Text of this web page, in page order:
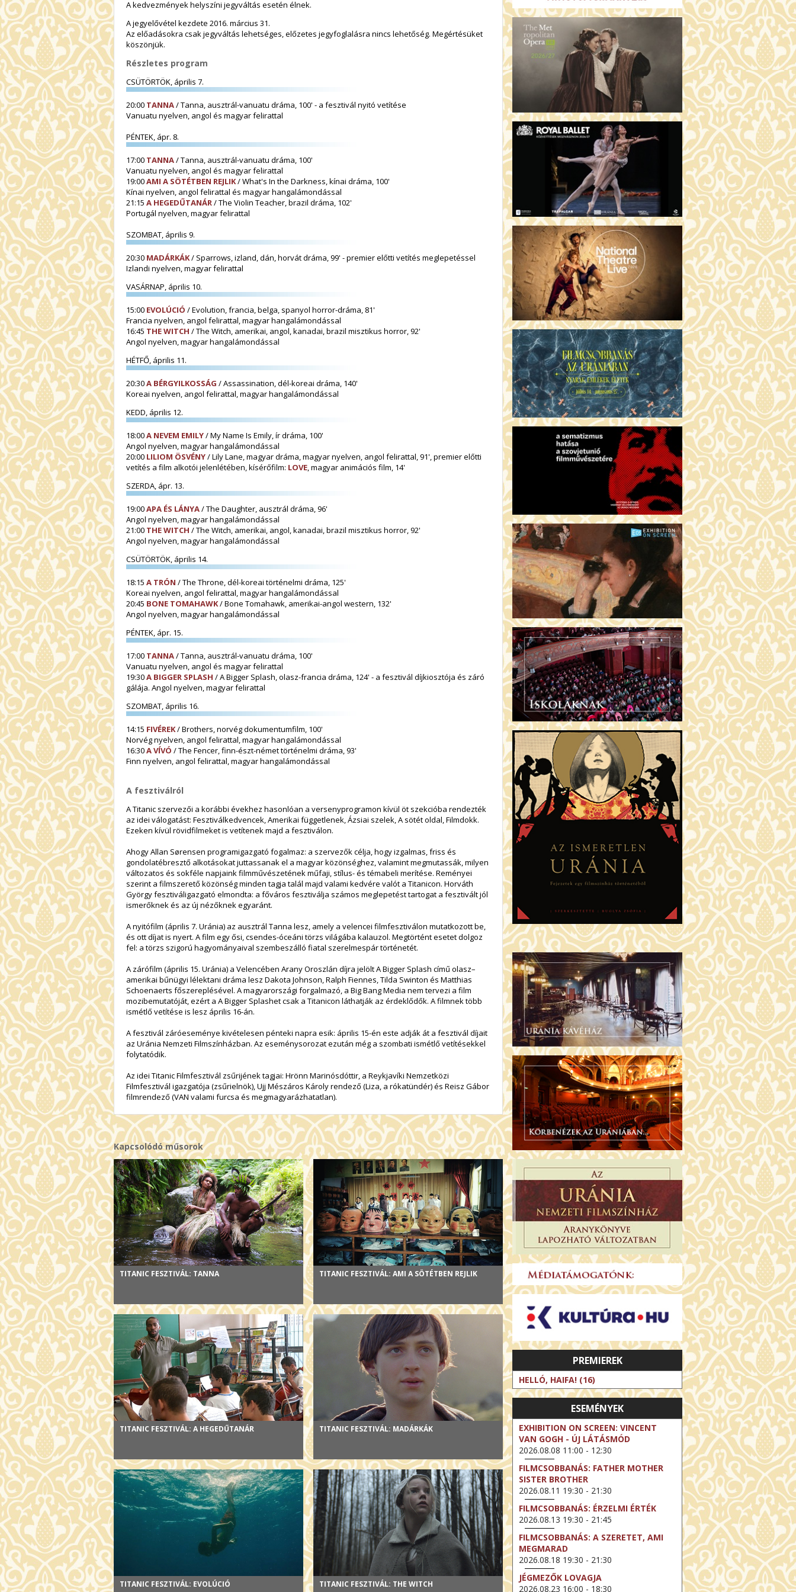
A kedvezmények helyszíni jegyváltás esetén élnek.
A jegyelővétel kezdete 2016. március 31.
Az előadásokra csak jegyváltás lehetséges, előzetes jegyfoglalásra nincs lehetőség. Megértésüket
köszönjük.
Részletes program
CSÜTÖRTÖK, április 7.
20:00 TANNA/ Tanna, ausztrál-vanuatu dráma, 100' - a fesztivál nyitó vetítése
Vanuatu nyelven, angol és magyar felirattal
PÉNTEK, ápr. 8.
17:00 TANNA/ Tanna, ausztrál-vanuatu dráma, 100'
Vanuatu nyelven, angol és magyar felirattal
19:00AMI A SÖTÉTBEN REJLIK/ What's In the Darkness, kínai dráma, 100'
Kínai nyelven, angol felirattal és magyar hangalámondással
21:15 A HEGEDŰTANÁR / The Violin Teacher, brazil dráma, 102'
Portugál nyelven, magyar felirattal
SZOMBAT, április 9.
20:30 MADÁRKÁK/ Sparrows, izland, dán, horvát dráma, 99' - premier előtti vetítés meglepetéssel
Izlandi nyelven, magyar felirattal
VASÁRNAP, április 10.
15:00 EVOLÚCIÓ / Evolution, francia, belga, spanyol horror-dráma, 81'
Francia nyelven, angol felirattal, magyar hangalámondással
16:45 THE WITCH / The Witch, amerikai, angol, kanadai, brazil misztikus horror, 92'
Angol nyelven, magyar hangalámondással
HÉTFŐ, április 11.
20:30A BÉRGYILKOSSÁG / Assassination, dél-koreai dráma, 140'
Koreai nyelven, angol felirattal, magyar hangalámondással
KEDD, április 12.
18:00A NEVEM EMILY/ My Name Is Emily, ír dráma, 100'
Angol nyelven, magyar hangalámondással
20:00 LILIOM ÖSVÉNY/ Lily Lane, magyar dráma, magyar nyelven, angol felirattal, 91', premier előtti
vetítés a film alkotói jelenlétében, kísérőfilm: LOVE , magyar animációs film, 14'
SZERDA, ápr. 13.
19:00APA ÉS LÁNYA/ The Daughter, ausztrál dráma, 96'
Angol nyelven, magyar hangalámondással
21:00 THE WITCH / The Witch, amerikai, angol, kanadai, brazil misztikus horror, 92'
Angol nyelven, magyar hangalámondással
CSÜTÖRTÖK, április 14.
18:15 A TRÓN / The Throne, dél-koreai történelmi dráma, 125'
Koreai nyelven, angol felirattal, magyar hangalámondással
20:45 BONE TOMAHAWK/ Bone Tomahawk, amerikai-angol western, 132'
Angol nyelven, magyar hangalámondással
PÉNTEK, ápr. 15.
17:00 TANNA/ Tanna, ausztrál-vanuatu dráma, 100'
Vanuatu nyelven, angol és magyar felirattal
19:30A BIGGER SPLASH / A Bigger Splash, olasz-francia dráma, 124' - a fesztivál díjkiosztója és záró
gálája. Angol nyelven, magyar felirattal
SZOMBAT, április 16.
14:15 FIVÉREK/ Brothers, norvég dokumentumfilm, 100'
Norvég nyelven, angol felirattal, magyar hangalámondással
16:30A VÍVÓ / The Fencer, finn-észt-német történelmi dráma, 93'
Finn nyelven, angol felirattal, magyar hangalámondással
A fesztiválról
A Titanic szervezői a korábbi évekhez hasonlóan a versenyprogramon kívül öt szekcióba rendezték
az idei válogatást: Fesztiválkedvencek, Amerikai függetlenek, Ázsiai szelek, A sötét oldal, Filmdokk.
Ezeken kívül rövidfilmeket is vetítenek majd a fesztiválon.
Ahogy Allan Sørensen programigazgató fogalmaz: a szervezők célja, hogy izgalmas, friss és
gondolatébresztő alkotásokat juttassanak el a magyar közönséghez, valamint megmutassák, milyen
változatos és sokféle napjaink filmművészetének műfaji, stílus- és témabeli merítése. Reményei
szerint a filmszerető közönség minden tagja talál majd valami kedvére valót a Titanicon. Horváth
György fesztiváligazgató elmondta: a főváros fesztiválja számos meglepetést tartogat a fesztivált jól
ismerőknek és az új nézőknek egyaránt.
A nyitófilm (április 7. Uránia) az ausztrál Tanna lesz, amely a velencei filmfesztiválon mutatkozott be,
és ott díjat is nyert. A film egy ősi, csendes-óceáni törzs világába kalauzol. Megtörtént esetet dolgoz
fel: a törzs szigorú hagyományaival szembeszálló fiatal szerelmespár történetét.
A zárófilm (április 15. Uránia) a Velencében Arany Oroszlán díjra jelölt A Bigger Splash című olasz–
amerikai bűnügyi lélektani dráma lesz Dakota Johnson, Ralph Fiennes, Tilda Swinton és Matthias
Schoenaerts főszereplésével. A magyarországi forgalmazó, a Big Bang Media nem tervezi a film
mozibemutatóját, ezért a A Bigger Splashet csak a Titanicon láthatják az érdeklődők. A filmnek több
ismétlő vetítése is lesz április 16-án.
A fesztivál záróeseménye kivételesen pénteki napra esik: április 15-én este adják át a fesztivál díjait
az Uránia Nemzeti Filmszínházban. Az eseménysorozat ezután még a szombati ismétlő vetítésekkel
folytatódik.
Az idei Titanic Filmfesztivál zsűrijének tagjai: Hrönn Marinósdóttir, a Reykjavíki Nemzetközi
Filmfesztivál igazgatója (zsűrielnök), Ujj Mészáros Károly rendező (Liza, a rókatündér) és Reisz Gábor
filmrendező (VAN valami furcsa és megmagyarázhatatlan).
Kapcsolódó műsorok
TITANIC FESZTIVÁL: TANNA TITANIC FESZTIVÁL: AMI A SÖTÉTBEN REJLIK
TITANIC FESZTIVÁL: A HEGEDŰTANÁR TITANIC FESZTIVÁL: MADÁRKÁK
TITANIC FESZTIVÁL: EVOLÚCIÓ TITANIC FESZTIVÁL: THE WITCH
PREMIEREK
HELLÓ, HAIFA! (16)
ESEMÉNYEK
EXHIBITION ON SCREEN: VINCENT
VAN GOGH - ÚJ LÁTÁSMÓD
2026.08.08 11:00 - 12:30
FILMCSOBBANÁS: FATHER MOTHER
SISTER BROTHER
2026.08.11 19:30 - 21:30
FILMCSOBBANÁS: ÉRZELMI ÉRTÉK
2026.08.13 19:30 - 21:45
FILMCSOBBANÁS: A SZERETET, AMI
MEGMARAD
2026.08.18 19:30 - 21:30
JÉGMEZŐK LOVAGJA
2026.08.23 16:00 - 18:30